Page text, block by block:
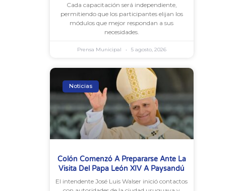
Cada capacitación será independiente,
permitiendo que los participantes elijan los
módulos que mejor respondan a sus
necesidades.
Prensa Municipal 5 agosto, 2026
Noticias
Colón Comenzó A Prepararse Ante La
Visita Del Papa León XIV A Paysandú
El intendente José Luis Walser inició contactos